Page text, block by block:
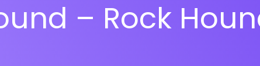
– Rock